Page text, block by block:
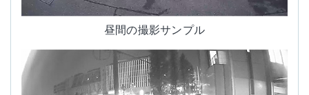
昼間の撮影サンプル